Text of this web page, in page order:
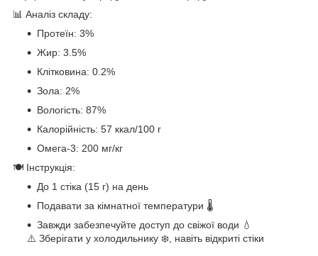
📊 Аналіз складу:
Протеїн: 3%
Жир: 3.5%
Клітковина: 0.2%
Зола: 2%
Вологість: 87%
Калорійність: 57 ккал/100 г
Омега-3: 200 мг/кг
🍽️ Інструкція:
До 1 стіка (15 г) на день
Подавати за кімнатної температури 🌡️
Завжди забезпечуйте доступ до свіжої води 💧
⚠️ Зберігати у холодильнику ❄️, навіть відкриті стіки